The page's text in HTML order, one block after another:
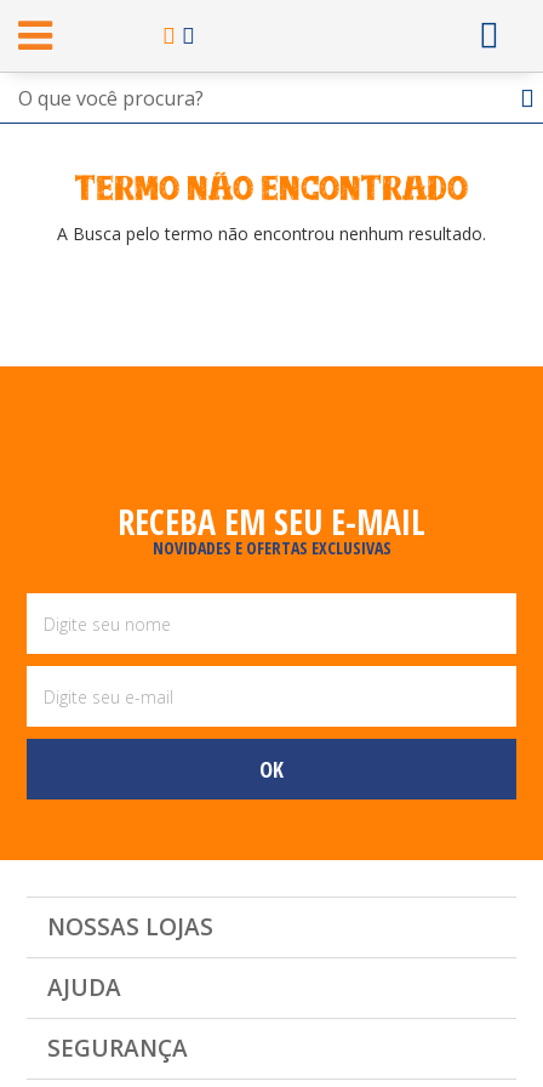
termo não encontrado
A Busca pelo termo não encontrou nenhum resultado.
RECEBA EM SEU E-MAIL
NOVIDADES E OFERTAS EXCLUSIVAS
NOSSAS LOJAS
AJUDA
SEGURANÇA